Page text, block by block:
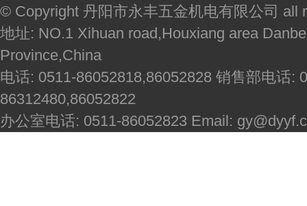
© Copyright 丹阳市永丰五金机电有限公司 all
地址: NO.1 Xihuan road,Houxiang area
Province,China
电话: 0511-86052818,86052828 销售部电话:
86312480,86052822
办公室电话: 0511-86052823 Email: